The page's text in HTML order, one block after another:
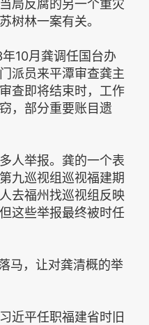
局反腐的另一个重灾
树林一案有关。
10月龚调任国台办
派员来平潭审查龚主
查即将结束时，工作
，部分重要账目遗
人举报。龚的一个表
九巡视组巡视福建期
去福州找巡视组反映
这些举报最终被时任
马，让对龚清概的举
近平任职福建省时旧